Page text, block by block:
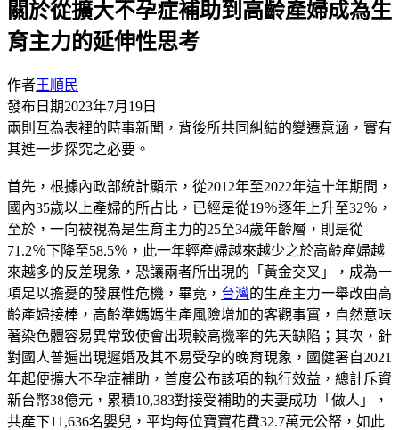
關於從擴大不孕症補助到高齡產婦成為生
育主力的延伸性思考
作者王順民
發布日期2023年7月19日
兩則互為表裡的時事新聞，背後所共同糾結的變遷意涵，實有
其進一步探究之必要。
首先，根據內政部統計顯示，從2012年至2022年這十年期間，
國內35歲以上產婦的所占比，已經是從19％逐年上升至32％，
至於，一向被視為是生育主力的25至34歲年齡層，則是從
71.2％下降至58.5％，此一年輕產婦越來越少之於高齡產婦越
來越多的反差現象，恐讓兩者所出現的「黃金交叉」，成為一
項足以擔憂的發展性危機，畢竟， 台灣的生產主力一舉改由高
齡產婦接棒，高齡準媽媽生產風險增加的客觀事實，自然意味
著染色體容易異常致使會出現較高機率的先天缺陷；其次，針
對國人普遍出現遲婚及其不易受孕的晚育現象，國健署自2021
年起便擴大不孕症補助，首度公布該項的執行效益，總計斥資
新台幣38億元，累積10,383對接受補助的夫妻成功「做人」，
共產下11,636名嬰兒，平均每位寶寶花費32.7萬元公帑，如此